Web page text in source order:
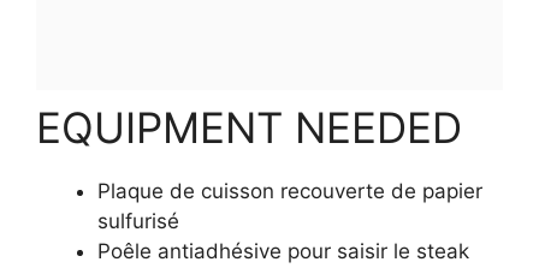
EQUIPMENT NEEDED
Plaque de cuisson recouverte de papier
sulfurisé
Poêle antiadhésive pour saisir le steak